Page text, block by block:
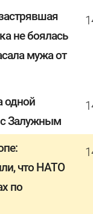
не боялась
мужа от
одной
с Залужным
что НАТО
по